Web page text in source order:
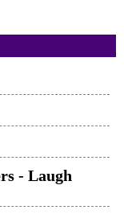
- Laugh